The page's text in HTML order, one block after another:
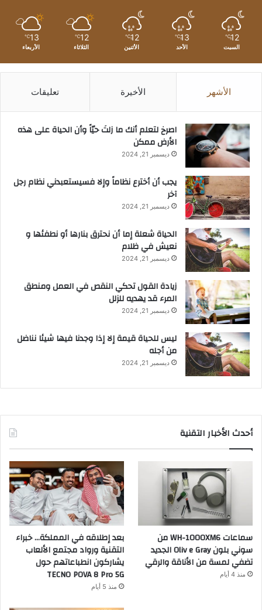
12
℃
السبت
13
℃
الأحد
12
℃
الأثنين
12
℃
الثلاثاء
13
℃
الأربعاء
الأشهر الأخيرة تعليقات
‫اصرخ لتعلم أنك ما زلتَ حيّاً وأن الحياة على هذه
الأرض ممكن
ديسمبر 21, 2024
يجب أن أخترع نظاماً وإلا فسيستعبدني نظام رجل
آخر
ديسمبر 21, 2024
الحياة شعلة إما أن نحترق بنارها أو نطفئها و
نعيش في ظلام
ديسمبر 21, 2024
زيادة القول تحكي النقص في العمل ومنطق
المرء قد يهديه للزلل
ديسمبر 21, 2024
ليس للحياة قيمة إلا إذا وجدنا فيها شيئا نناضل
من أجله
ديسمبر 21, 2024
أحدث الأخبار التقنية
سماعات WH-1000XM6 من
سوني بلون Oliv e Gray الجديد
تضفي لمسة من الأناقة والرقي
منذ 4 أيام
بعد إطلاقه في المملكة… خبراء
التقنية ورواد مجتمع الألعاب
يشاركون انطباعاتهم حول
TECNO POVA 8 Pro 5G
منذ 5 أيام